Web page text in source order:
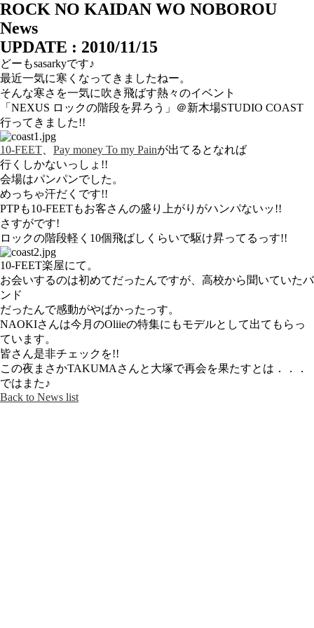
ROCK NO KAIDAN WO NOBOROU
News
UPDATE : 2010/11/15
どーもsasarkyです♪
最近一気に寒くなってきましたねー。
そんな寒さを一気に吹き飛ばす熱々のイベント
「NEXUS ロックの階段を昇ろう」＠新木場STUDIO COAST
行ってきました!!
10-FEET Pay money To my Painが出てるとなれば
行くしかないっしょ!!
会場はパンパンでした。
めっちゃ汗だくです!!
PTPも10-FEETもお客さんの盛り上がりがハンパないッ!!
さすがです!
ロックの階段軽く10個飛ばしくらいで駆け昇ってるっす!!
10-FEET楽屋にて。
お会いするのは初めてだったんですが、高校から聞いていたバ
ンド
だったんで感動がやばかったっす。
NAOKIさんは今月のOliieの特集にもモデルとして出てもらっ
ています。
皆さん是非チェックを!!
この夜まさかTAKUMAさんと大塚で再会を果たすとは．．．
ではまた♪
Back to News list